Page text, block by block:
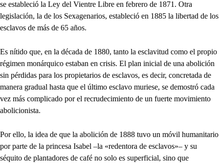
se estableció la Ley del Vientre Libre en febrero de 1871. Otra
legislación, la de los Sexagenarios, estableció en 1885 la libertad de los
esclavos de más de 65 años.
Es nítido que, en la década de 1880, tanto la esclavitud como el propio
régimen monárquico estaban en crisis. El plan inicial de una abolición
sin pérdidas para los propietarios de esclavos, es decir, concretada de
manera gradual hasta que el último esclavo muriese, se demostró cada
vez más complicado por el recrudecimiento de un fuerte movimiento
abolicionista.
Por ello, la idea de que la abolición de 1888 tuvo un móvil humanitario
por parte de la princesa Isabel –la «redentora de esclavos»– y su
séquito de plantadores de café no solo es superficial, sino que